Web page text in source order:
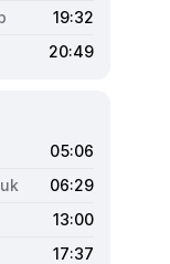
19:32
20:49
05:06
06:29
13:00
17:37